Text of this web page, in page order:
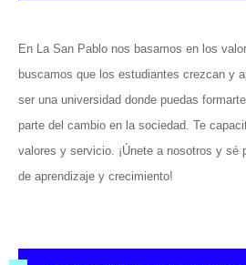
En La San Pablo nos basamos en los
buscamos que los estudiantes crezcan y
ser una universidad donde puedas
parte del cambio en la sociedad. Te
valores y servicio. ¡Únete a nosotros y sé
de aprendizaje y crecimiento!